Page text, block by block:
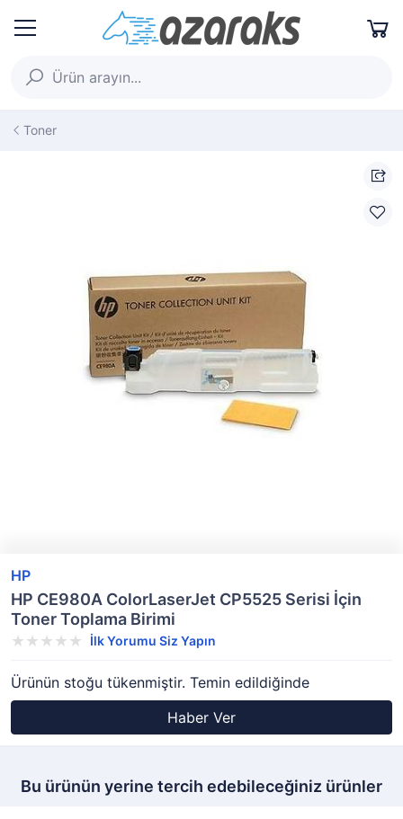
Toner
HP
HP CE980A ColorLaserJet CP5525 Serisi İçin
Toner Toplama Birimi
İlk Yorumu Siz Yapın
Ürünün stoğu tükenmiştir. Temin edildiğinde
Haber Ver
Bu ürünün yerine tercih edebileceğiniz ürünler